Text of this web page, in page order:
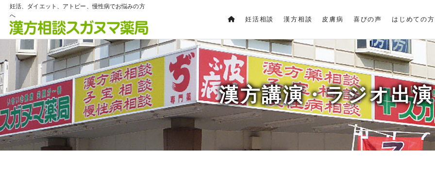
妊活、ダイエット、アトピー、慢性病でお悩みの方
へ
妊活相談 漢方相談 皮膚病 喜びの声 はじめての
漢方講演・ラジオ出演